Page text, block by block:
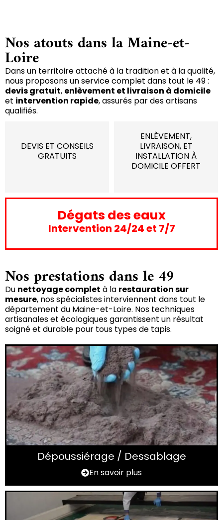
Nos atouts dans la Maine-et-
Loire
Dans un territoire attaché à la tradition et à la qualité,
nous proposons un service complet dans tout le 49 :
devis gratuit, enlèvement et livraison à domicile
et intervention rapide, assurés par des artisans
qualifiés.
DEVIS ET CONSEILS
GRATUITS
ENLÈVEMENT,
LIVRAISON, ET
INSTALLATION À
DOMICILE OFFERT
Dégats des eaux
Intervention 24/24 et 7/7
Nos prestations dans le 49
Du nettoyage complet à la restauration sur
mesure, nos spécialistes interviennent dans tout le
département du Maine-et-Loire. Nos techniques
artisanales et écologiques garantissent un résultat
soigné et durable pour tous types de tapis.
Dépoussiérage / Dessablage
En savoir plus